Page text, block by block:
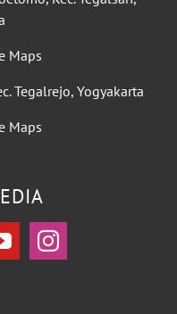
Maps
Tegalrejo, Yogyakarta
Maps